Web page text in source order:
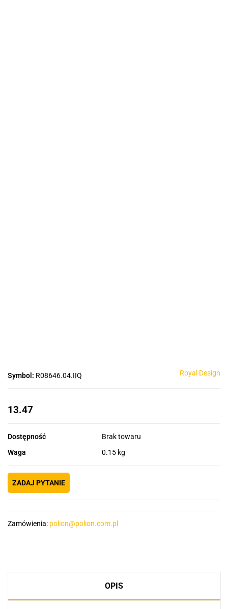
Symbol: R08646.04.IIQ Royal Design
13.47
Dostępność
Brak towaru
Waga
0.15 kg
ZADAJ PYTANIE
Zamówienia: polion@polion.com.pl
OPIS